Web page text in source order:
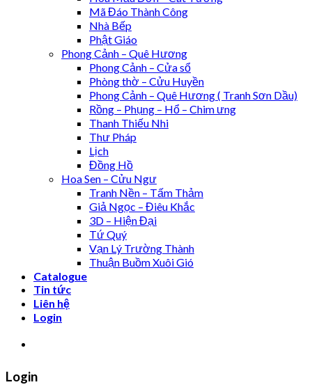
Mã Đáo Thành Công
Nhà Bếp
Phật Giáo
Phong Cảnh – Quê Hương
Phong Cảnh – Cửa sổ
Phòng thờ – Cửu Huyền
Phong Cảnh – Quê Hương ( Tranh Sơn Dầu)
Rồng – Phụng – Hổ – Chim ưng
Thanh Thiếu Nhi
Thư Pháp
Lịch
Đồng Hồ
Hoa Sen – Cửu Ngư
Tranh Nền – Tấm Thảm
Giả Ngọc – Điêu Khắc
3D – Hiện Đại
Tứ Quý
Vạn Lý Trường Thành
Thuận Buồm Xuôi Gió
Catalogue
Tin tức
Liên hệ
Login
Login